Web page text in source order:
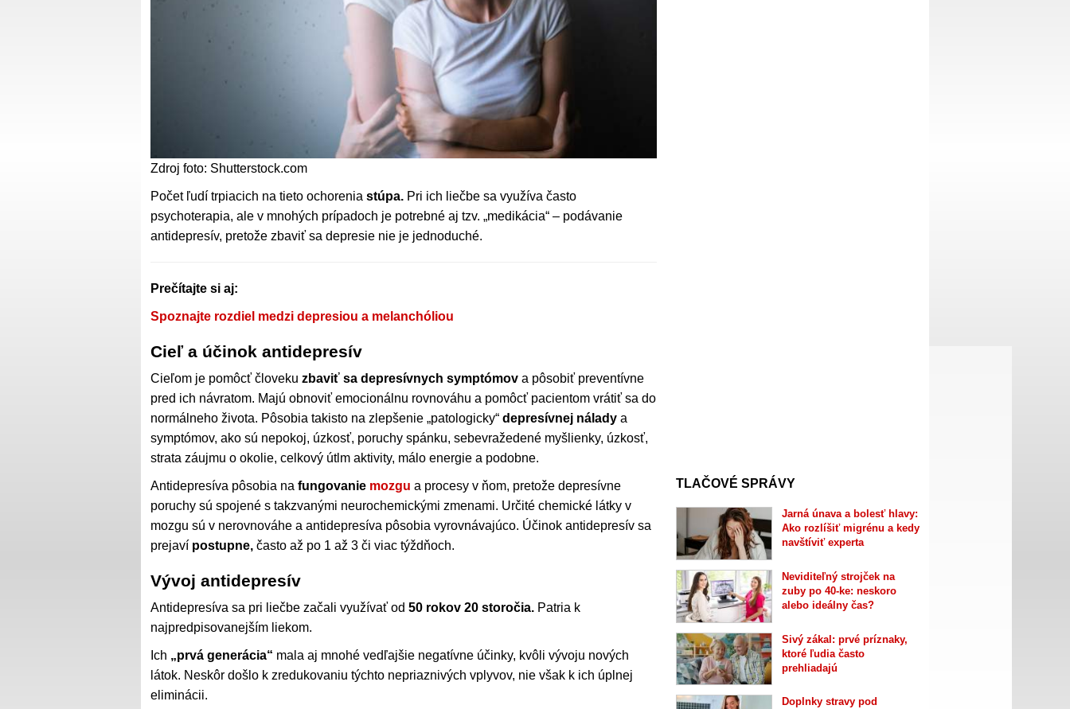
Zdroj foto: Shutterstock.com
Počet ľudí trpiacich na tieto ochorenia stúpa. Pri ich liečbe sa využíva často
psychoterapia, ale v mnohých prípadoch je potrebné aj tzv. „medikácia“ – podávanie
antidepresív, pretože zbaviť sa depresie nie je jednoduché.
Prečítajte si aj:
Spoznajte rozdiel medzi depresiou a melanchóliou
Cieľ a účinok antidepresív
Cieľom je pomôcť človeku zbaviť sa depresívnych symptómov a pôsobiť preventívne
pred ich návratom. Majú obnoviť emocionálnu rovnováhu a pomôcť pacientom vrátiť sa do
normálneho života. Pôsobia takisto na zlepšenie „patologicky“ depresívnej nálady a
symptómov, ako sú nepokoj, úzkosť, poruchy spánku, sebevražedené myšlienky, úzkosť,
strata záujmu o okolie, celkový útlm aktivity, málo energie a podobne.
Antidepresíva pôsobia na fungovanie mozgu a procesy v ňom, pretože depresívne
poruchy sú spojené s takzvanými neurochemickými zmenami. Určité chemické látky v
mozgu sú v nerovnováhe a antidepresíva pôsobia vyrovnávajúco. Účinok antidepresív sa
prejaví postupne, často až po 1 až 3 či viac týždňoch.
Vývoj antidepresív
Antidepresíva sa pri liečbe začali využívať od 50 rokov 20 storočia. Patria k
najpredpisovanejším liekom.
Ich „prvá generácia“ mala aj mnohé vedľajšie negatívne účinky, kvôli vývoju nových
látok. Neskôr došlo k zredukovaniu týchto nepriaznivých vplyvov, nie však k ich úplnej
eliminácii.
TLAČOVÉ SPRÁVY
Jarná únava a bolesť hlavy:
Ako rozlíšiť migrénu a kedy
navštíviť experta
Neviditeľný strojček na
zuby po 40-ke: neskoro
alebo ideálny čas?
Sivý zákal: prvé príznaky,
ktoré ľudia často
prehliadajú
Doplnky stravy pod